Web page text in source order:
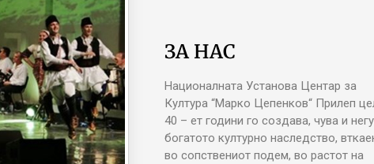
ЗА НАС
Националната Установа Центар за
Култура “Марко Цепенков“ Прилеп
40 – ет години го создава, чува и
богатото културно наследство,
во сопствениот подем, во растот на